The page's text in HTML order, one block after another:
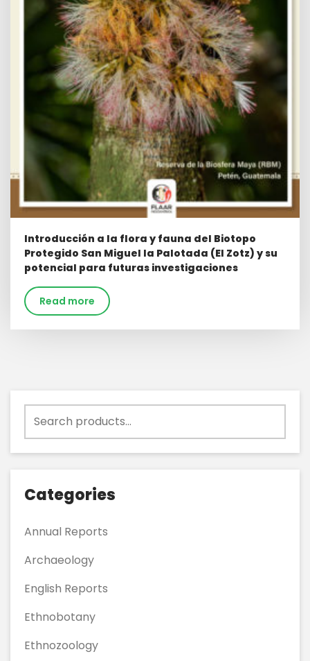
Introducción a la flora y fauna del Biotopo
Protegido San Miguel la Palotada (El Zotz) y su
potencial para futuras investigaciones
Read more
for:
Categories
Annual Reports
Archaeology
English Reports
Ethnobotany
Ethnozoology